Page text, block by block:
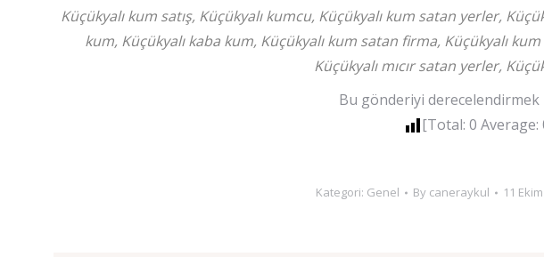
Küçükyalı kum satış, Küçükyalı kumcu, Küçükyalı kum satan yerler,
kum, Küçükyalı kaba kum, Küçükyalı kum satan firma, Küçükyalı
Küçükyalı mıcır satan yerler,
Bu gönderiyi derecelendirmek
[Total: 0 Average:
Kategori: Genel By caneraykul 11